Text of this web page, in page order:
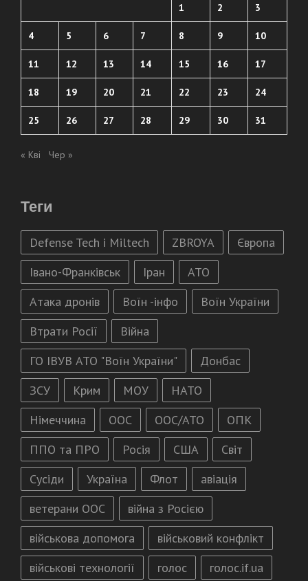
1 2 3
4 5 6 7 8 9 10
11 12 13 14 15 16 17
18 19 20 21 22 23 24
25 26 27 28 29 30 31
« Кві Чер »
Теги
Defense Tech і Miltech ZBROYA
Європа
Івано-Франківськ
Іран
АТО
Атака дронів
Воїн -інфо
Воїн України
Втрати Росії
Війна
ГО ІВУВ АТО "Воїн України"
Донбас
ЗСУ
Крим МОУ
НАТО
Німеччина
ООС ООС/АТО
ОПК
ППО та ПРО
Росія США
Світ
Сусіди
Україна Флот
авіація
ветерани ООС
війна з Росією
військова допомога
військовий конфлікт
військові технології
голос голос.if.ua